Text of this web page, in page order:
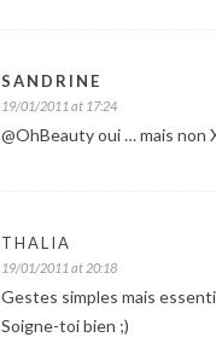
SANDRINE
19/01/2011 at 17:24
@OhBeauty oui … mais non
THALIA
19/01/2011 at 20:18
Gestes simples mais
Soigne-toi bien ;)